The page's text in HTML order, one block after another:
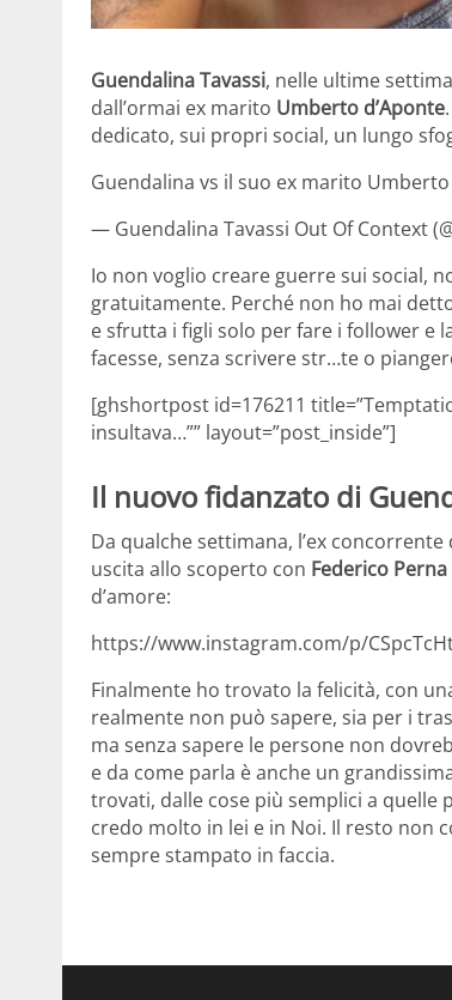
Guendalina Tavassi, nelle ultime
dall’ormai ex marito Umberto d’Aponte
dedicato, sui propri social, un lungo
Guendalina vs il suo ex marito Umberto
— Guendalina Tavassi Out Of Context
Io non voglio creare guerre sui social,
gratuitamente. Perché non ho mai
e sfrutta i figli solo per fare i follower e
facesse, senza scrivere str…te o
[ghshortpost id=176211
insultava…”” layout=”post_inside”]
Il nuovo fidanzato di
Da qualche settimana, l’ex
uscita allo scoperto con Federico Perna
d’amore:
https://www.instagram.com/p/
Finalmente ho trovato la felicità, con
realmente non può sapere, sia per i
ma senza sapere le persone non
e da come parla è anche un
trovati, dalle cose più semplici a quelle
credo molto in lei e in Noi. Il resto non
sempre stampato in faccia.